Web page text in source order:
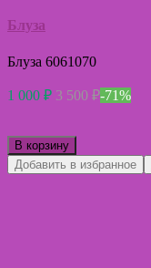
Блуза
Блуза 6061070
1 000 ₽ 3 500 ₽-71%
В корзину
Добавить в избранное